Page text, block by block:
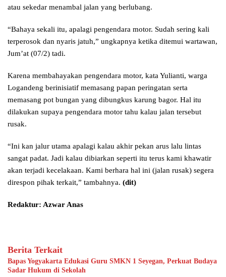
atau sekedar menambal jalan yang berlubang.
“Bahaya sekali itu, apalagi pengendara motor. Sudah sering kali
terperosok dan nyaris jatuh,” ungkapnya ketika ditemui wartawan,
Jum’at (07/2) tadi.
Karena membahayakan pengendara motor, kata Yulianti, warga
Logandeng berinisiatif memasang papan peringatan serta
memasang pot bungan yang dibungkus karung bagor. Hal itu
dilakukan supaya pengendara motor tahu kalau jalan tersebut
rusak.
“Ini kan jalur utama apalagi kalau akhir pekan arus lalu lintas
sangat padat. Jadi kalau dibiarkan seperti itu terus kami khawatir
akan terjadi kecelakaan. Kami berhara hal ini (jalan rusak) segera
direspon pihak terkait,” tambahnya. (dit)
Redaktur: Azwar Anas
Berita Terkait
Bapas Yogyakarta Edukasi Guru SMKN 1 Seyegan, Perkuat Budaya
Sadar Hukum di Sekolah